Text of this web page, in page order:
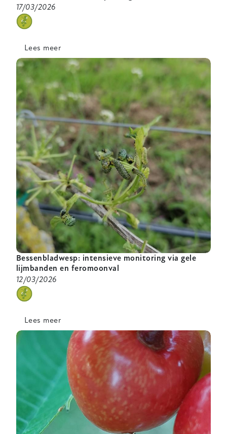
17/03/2026
categorie
Lees meer
Seizoen
bessenbladwesp
is
begonnen!
Bessenbladwesp: intensieve monitoring via gele
lijmbanden en feromoonval
12/03/2026
categorie
Lees meer
Bessenbladwesp:
intensieve
monitoring
via
gele
lijmbanden
en
feromoonval